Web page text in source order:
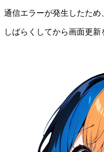
通信エラーが発生したため
しばらくしてから画面更新